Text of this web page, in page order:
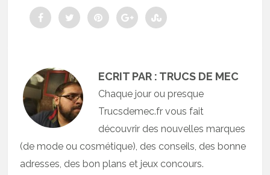
ECRIT PAR : TRUCS DE MEC
Chaque jour ou presque
Trucsdemec.fr vous fait
découvrir des nouvelles marques
(de mode ou cosmétique), des conseils, des bonne
adresses, des bon plans et jeux concours.